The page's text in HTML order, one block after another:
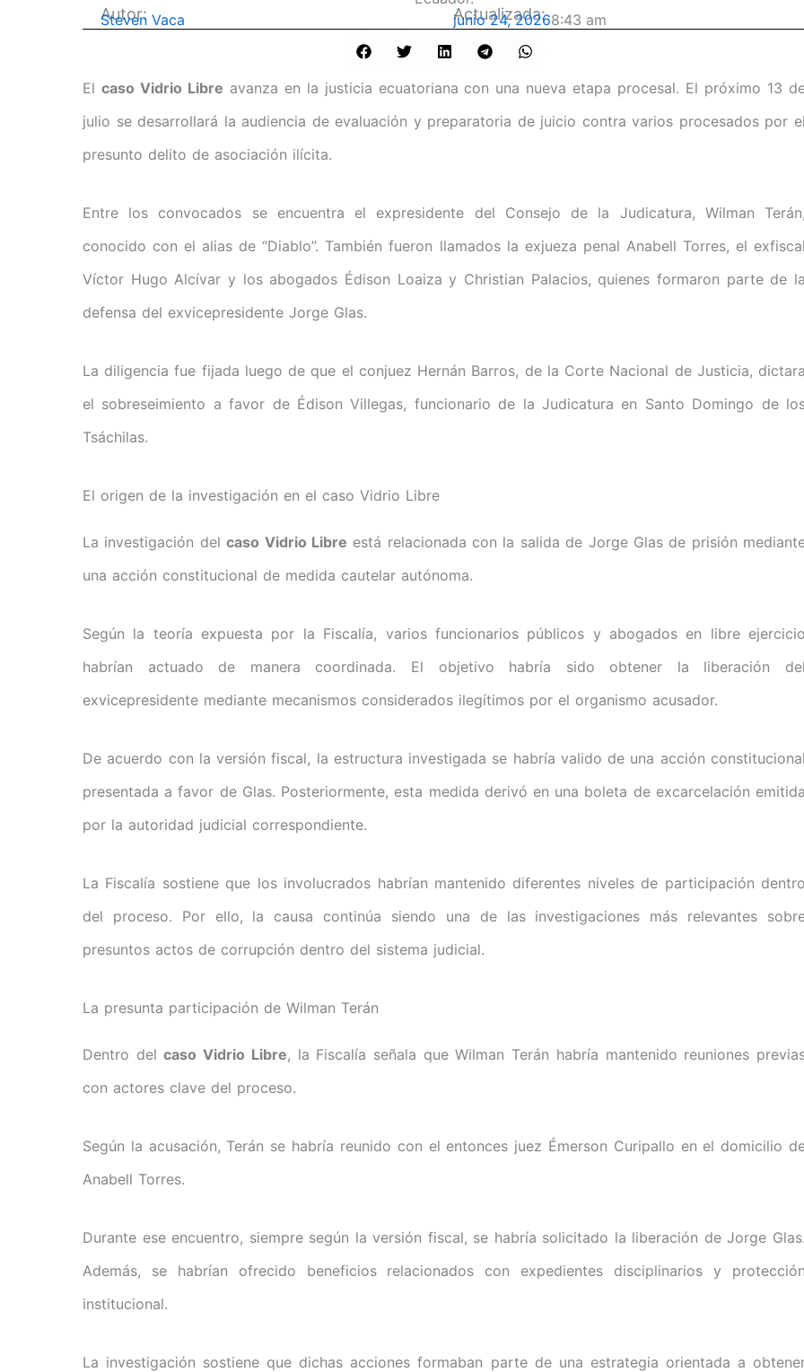
Autor:
Steven Vaca Actualizada:
junio 24, 20268:43 am
El caso Vidrio Libre avanza en la justicia ecuatoriana con una nueva etapa procesal. El próximo 13
julio se desarrollará la audiencia de evaluación y preparatoria de juicio contra varios procesados por el
presunto delito de asociación ilícita.
Entre los convocados se encuentra el expresidente del Consejo de la Judicatura, Wilman Terán,
conocido con el alias de “Diablo”. También fueron llamados la exjueza penal Anabell Torres, el exfiscal
Víctor Hugo Alcívar y los abogados Édison Loaiza y Christian Palacios, quienes formaron parte de la
defensa del exvicepresidente Jorge Glas.
La diligencia fue fijada luego de que el conjuez Hernán Barros, de la Corte Nacional de Justicia, dictara
el sobreseimiento a favor de Édison Villegas, funcionario de la Judicatura en Santo Domingo de
Tsáchilas.
El origen de la investigación en el caso Vidrio Libre
La investigación delcaso Vidrio Libre está relacionada con la salida de Jorge Glas de prisión
una acción constitucional de medida cautelar autónoma.
Según la teoría expuesta por la Fiscalía, varios funcionarios públicos y abogados en libre ejercicio
habrían actuado de manera coordinada. El objetivo habría sido obtener la liberación del
exvicepresidente mediante mecanismos considerados ilegítimos por el organismo acusador.
De acuerdo con la versión fiscal, la estructura investigada se habría valido de una acción constitucional
presentada a favor de Glas. Posteriormente, esta medida derivó en una boleta de excarcelación emitida
por la autoridad judicial correspondiente.
La Fiscalía sostiene que los involucrados habrían mantenido diferentes niveles de participación dentro
del proceso. Por ello, la causa continúa siendo una de las investigaciones más relevantes
presuntos actos de corrupción dentro del sistema judicial.
La presunta participación de Wilman Terán
Dentro delcaso Vidrio Libre, la Fiscalía señala que Wilman Terán habría mantenido reuniones
con actores clave del proceso.
Según la acusación, Terán se habría reunido con el entonces juez Émerson Curipallo en el domicilio
Anabell Torres.
Durante ese encuentro, siempre según la versión fiscal, se habría solicitado la liberación de Jorge Glas.
Además, se habrían ofrecido beneficios relacionados con expedientes disciplinarios y protección
institucional.
La investigación sostiene que dichas acciones formaban parte de una estrategia orientada a